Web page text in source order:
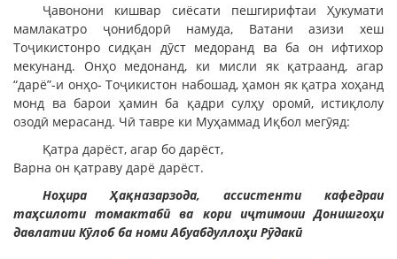
Ҷавонони кишвар сиёсати пешгирифтаи Ҳукумати
мамлакатро ҷонибдорӣ намуда, Ватани азизи хеш
Тоҷикистонро сидқан дӯст медоранд ва ба он ифтихор
мекунанд. Онҳо медонанд, ки мисли як қатраанд, агар
“дарё”-и онҳо- Тоҷикистон набошад, ҳамон як қатра хоҳанд
монд ва барои ҳамин ба қадри сулҳу оромӣ, истиқлолу
озодӣ мерасанд. Чӣ тавре ки Муҳаммад Иқбол мегӯяд:
Қатра дарёст, агар бо дарёст,
Варна он қатраву дарё дарёст.
Ноҳира Ҳақназарзода, ассистенти кафедраи
таҳсилоти томактабӣ ва кори иҷтимоии Донишгоҳи
давлатии Кӯлоб ба номи Абуабдуллоҳи Рӯдакӣ